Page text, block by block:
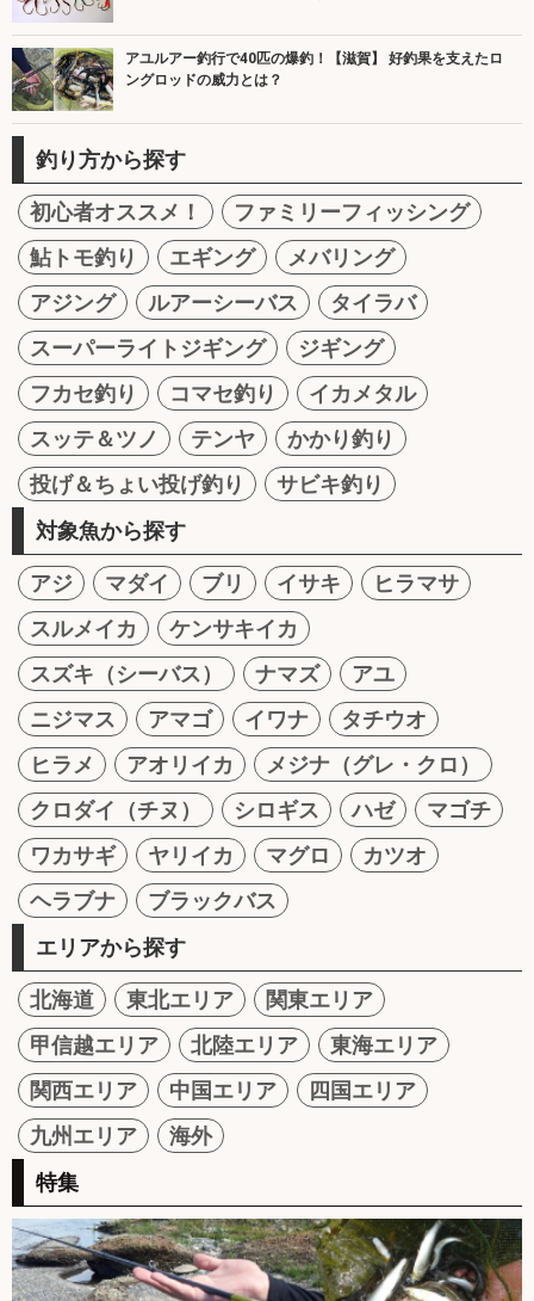
アユルアー釣行で40匹の爆釣！【滋賀】 好釣果を支えたロ
ングロッドの威力とは？
釣り方から探す
初心者オススメ！
ファミリーフィッシング
鮎トモ釣り
エギング
メバリング
アジング
ルアーシーバス
タイラバ
スーパーライトジギング
ジギング
フカセ釣り
コマセ釣り
イカメタル
スッテ＆ツノ
テンヤ
かかり釣り
投げ＆ちょい投げ釣り
サビキ釣り
対象魚から探す
アジ マダイ ブリ イサキ
ヒラマサ
スルメイカ
ケンサキイカ
スズキ（シーバス）
ナマズ
アユ
ニジマス
アマゴ イワナ
タチウオ
ヒラメ
アオリイカ
メジナ（グレ・クロ）
クロダイ（チヌ）
シロギス ハゼ
マゴチ
ワカサギ
ヤリイカ マグロ
カツオ
ヘラブナ
ブラックバス
エリアから探す
北海道 東北エリア
関東エリア
甲信越エリア
北陸エリア
東海エリア
関西エリア
中国エリア
四国エリア
九州エリア
海外
特集